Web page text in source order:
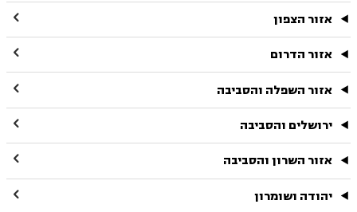
אזור הצפון 
אזור הדרום 
אזור השפלה והסביבה 
ירושלים והסביבה 
אזור השרון והסביבה 
יהודה ושומרון 